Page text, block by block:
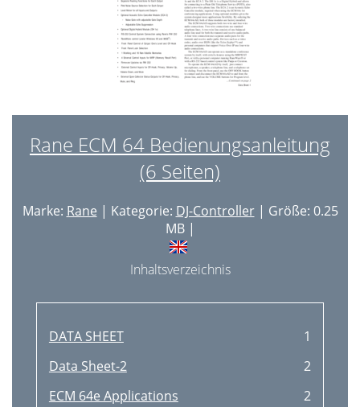
Rane ECM 64 Bedienungsanleitung
(6 Seiten)
Marke: Rane | Kategorie: DJ-Controller| Größe: 0.25
MB |
Inhaltsverzeichnis
DATA SHEET
1
Data Sheet-2
2
ECM 64e Applications
2